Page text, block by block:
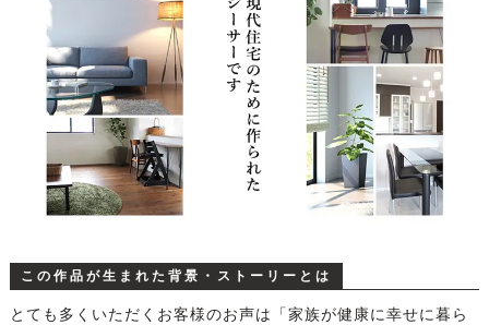
この作品が生まれた背景・ストーリーとは
とても多くいただくお客様のお声は「家族が健康に幸せに暮ら